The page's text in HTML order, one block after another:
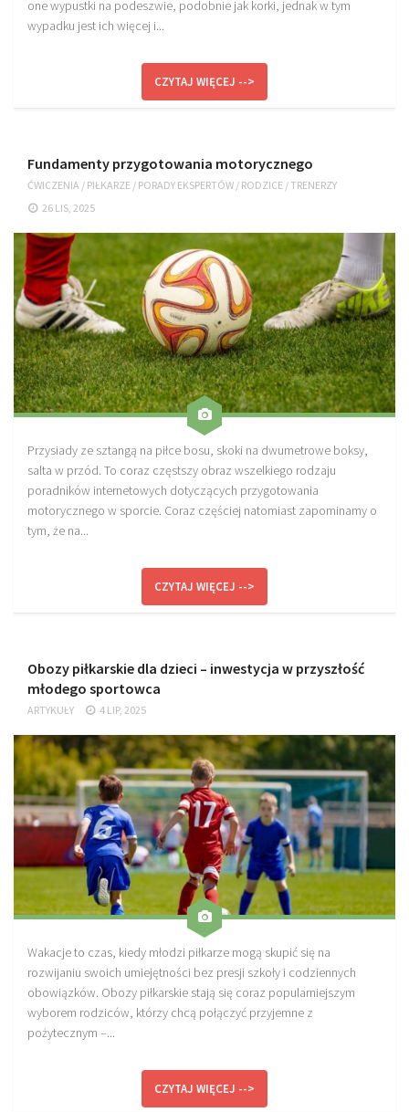
one wypustki na podeszwie, podobnie jak korki, jednak w tym
wypadku jest ich więcej i...
CZYTAJ WIĘCEJ -->
Fundamenty przygotowania motorycznego
ĆWICZENIA / PIŁKARZE / PORADY EKSPERTÓW / RODZICE /TRENERZY
26 LIS, 2025
Przysiady ze sztangą na piłce bosu, skoki na dwumetrowe boksy,
salta w przód. To coraz częstszy obraz wszelkiego rodzaju
poradników internetowych dotyczących przygotowania
motorycznego w sporcie. Coraz częściej natomiast zapominamy o
tym, że na...
CZYTAJ WIĘCEJ -->
Obozy piłkarskie dla dzieci – inwestycja w przyszłość
młodego sportowca
ARTYKUŁY 4 LIP, 2025
Wakacje to czas, kiedy młodzi piłkarze mogą skupić się na
rozwijaniu swoich umiejętności bez presji szkoły i codziennych
obowiązków. Obozy piłkarskie stają się coraz popularniejszym
wyborem rodziców, którzy chcą połączyć przyjemne z
pożytecznym –...
CZYTAJ WIĘCEJ -->